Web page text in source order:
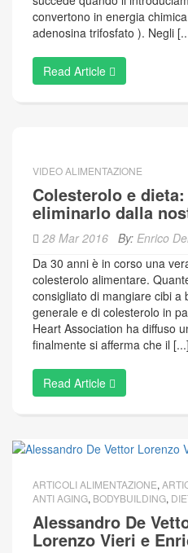
convertono in energia
adenosina trifosfato ). Negli
Read Article
VIDEO ALIMENTAZIONE
Colesterolo e
eliminarlo dalla
28 Mar 2016 By: Enrico
Da 30 anni è in corso una
colesterolo alimentare.
consigliato di mangiare cibi a
generale e di colesterolo in
Heart Association ha diffuso
finalmente si afferma che il [...]
Read Article
ARTICOLI ALIMENTAZIONE,
ANTI AGING, BODYBUILDING,
Alessandro De
Lorenzo Vieri e